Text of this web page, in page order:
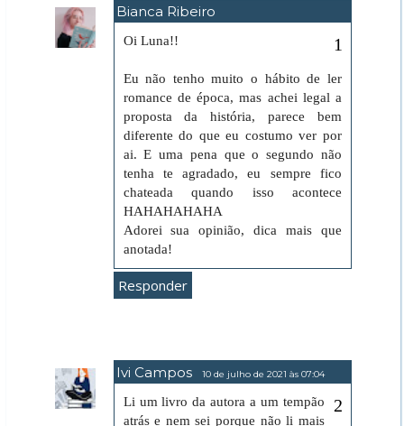
Bianca Ribeiro
Oi Luna!!
Eu não tenho muito o hábito de ler
romance de época, mas achei legal a
proposta da história, parece bem
diferente do que eu costumo ver por
ai. E uma pena que o segundo não
tenha te agradado, eu sempre fico
chateada quando isso acontece
HAHAHAHAHA
Adorei sua opinião, dica mais que
anotada!
Responder
Ivi Campos 10 de julho de 2021 às 07:04
Li um livro da autora a um tempão
atrás e nem sei porque não li mais